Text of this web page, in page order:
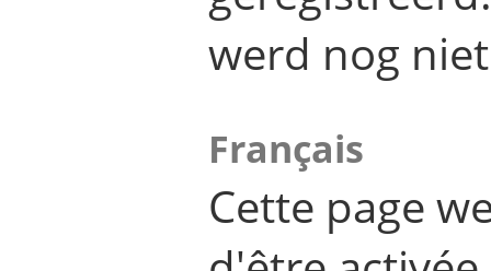
werd nog
Français
Cette page